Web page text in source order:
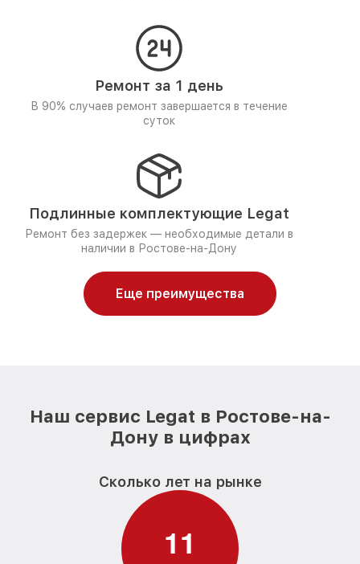
Ремонт за 1 день
В 90% случаев ремонт завершается в течение
суток
Подлинные комплектующие Legat
Ремонт без задержек — необходимые детали в
наличии в Ростове-на-Дону
Еще преимущества
Наш сервис Legat в Ростове-на-
Дону в цифрах
Сколько лет на рынке
11